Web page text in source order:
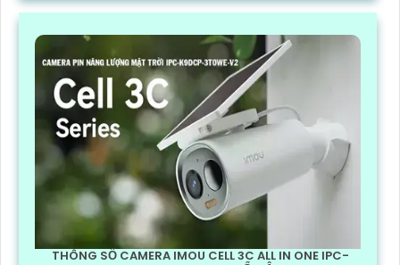
THÔNG SỐ CAMERA IMOU CELL 3C ALL IN ONE IPC-